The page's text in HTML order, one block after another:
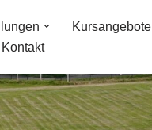
Kursangebote
Kontakt